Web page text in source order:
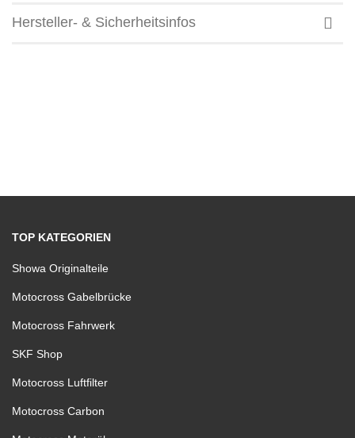
Hersteller- & Sicherheitsinfos
TOP KATEGORIEN
Showa Originalteile
Motocross Gabelbrücke
Motocross Fahrwerk
SKF Shop
Motocross Luftfilter
Motocross Carbon